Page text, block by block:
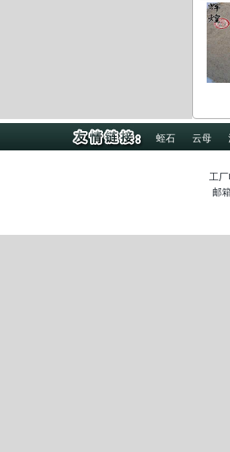
蛭石 云母
工厂
邮